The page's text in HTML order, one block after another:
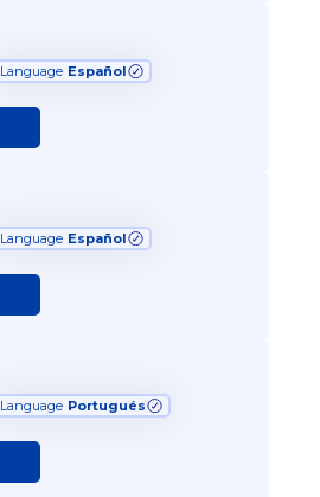
Language Español
Language Español
Language Portugués